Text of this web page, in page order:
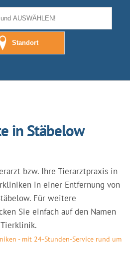
Standort
in Stäbelow
bzw. Ihre Tierarztpraxis in
in einer Entfernung von
Für weitere
Sie einfach auf den Namen
- mit 24-Stunden-Service rund um